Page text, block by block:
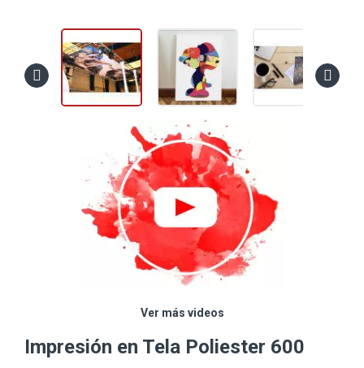
Ver más videos
Impresión en Tela Poliester 600